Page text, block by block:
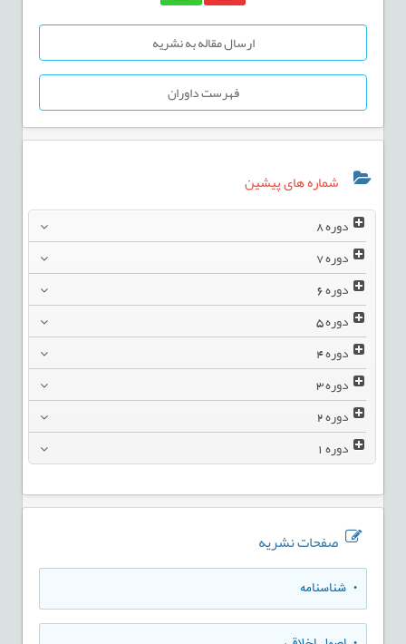
ارسال مقاله به نشریه
فهرست داوران
شماره های پیشین
دوره8
دوره7
دوره6
دوره5
دوره4
دوره3
دوره2
دوره1
صفحات نشریه
• شناسنامه